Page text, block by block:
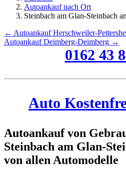
Autoankauf nach Ort
Steinbach am Glan-Steinbach
← Autoankauf Herschweiler-
Autoankauf Deimberg-Deimberg →
0162 43
Auto
Autoankauf von
Steinbach am Glan-
von allen Automodelle